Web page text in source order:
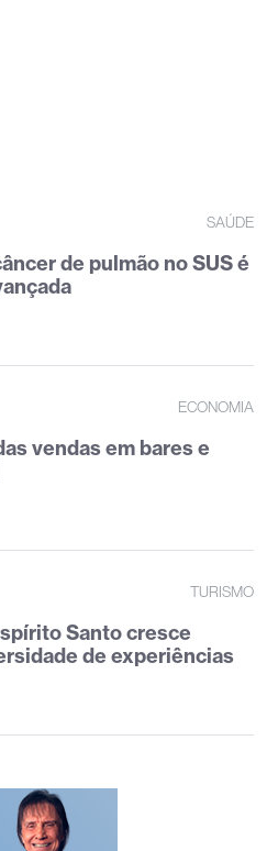
SAÚDE
de pulmão no SUS é
ECONOMIA
vendas em bares e
TURISMO
Santo cresce
de experiências